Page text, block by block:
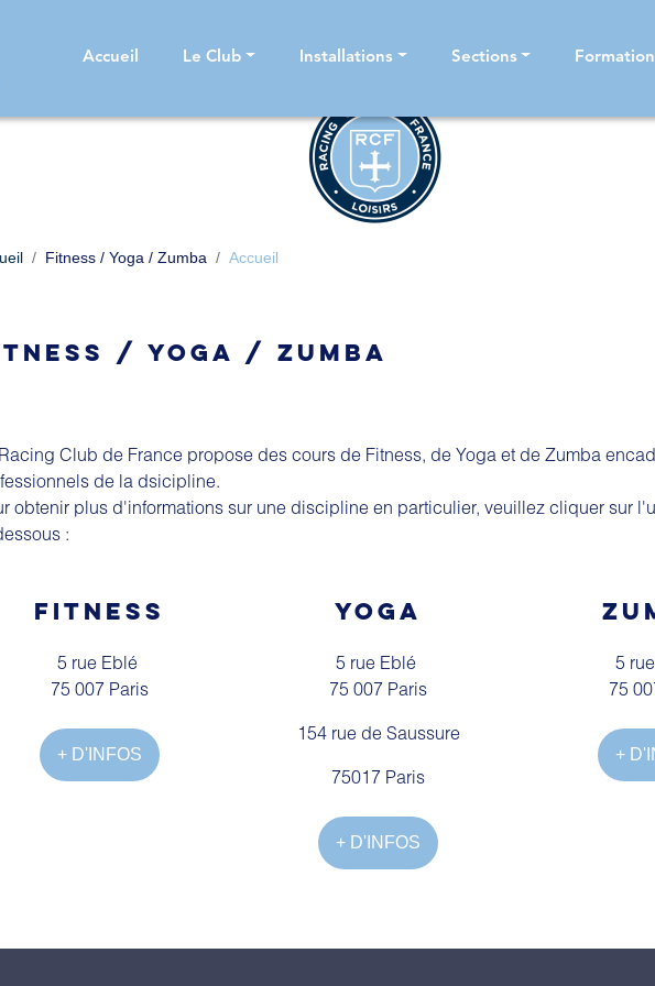
Accueil Le Club Installations Sections Formation
Fitness / Yoga / Zumba Accueil
/ YOGA / ZUMBA
Club de France propose des cours de Fitness, de Yoga et de Zumba
de la dsicipline.
obtenir plus d'informations sur une discipline en particulier, veuillez cliquer sur
:
FITNESS
5 rue Eblé
75 007 Paris
+ D'INFOS
YOGA
5 rue Eblé
75 007 Paris
154 rue de Saussure
75017 Paris
+ D'INFOS
5
75
+